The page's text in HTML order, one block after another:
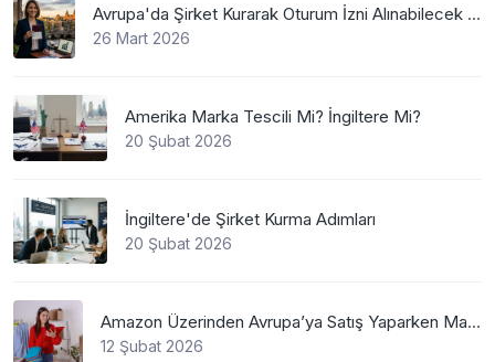
Avrupa'da Şirket Kurarak Oturum İzni Alınabilecek En Mantıklı Ülkeler Nelerdir?
26 Mart 2026
Amerika Marka Tescili Mi? İngiltere Mi?
20 Şubat 2026
İngiltere'de Şirket Kurma Adımları
20 Şubat 2026
Amazon Üzerinden Avrupa’ya Satış Yaparken Marka Tescilinin Önemi
12 Şubat 2026